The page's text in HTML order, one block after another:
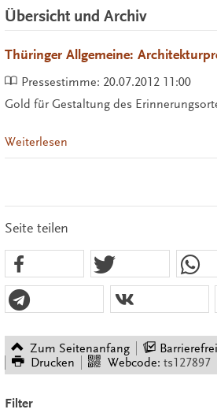
Übersicht und Archiv
Thüringer Allgemeine:
Pressestimme: 20.07.2012 11:00
Gold für Gestaltung des
Weiterlesen
Seite teilen
Zum Seitenanfang
Drucken
Webcode: ts127897
Filter